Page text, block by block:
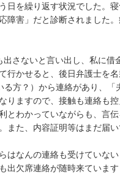
日を繰り返す状況でした。
障害」だと診断されました
さないと言い出し、私に借
行かせると、後日弁護士を
方？）から連絡があり、
りますので、接触も連絡も
とわかっていながらも、言
また、内容証明等はまだ届い
はなんの連絡も受けていな
出欠席連絡が随時来ていま